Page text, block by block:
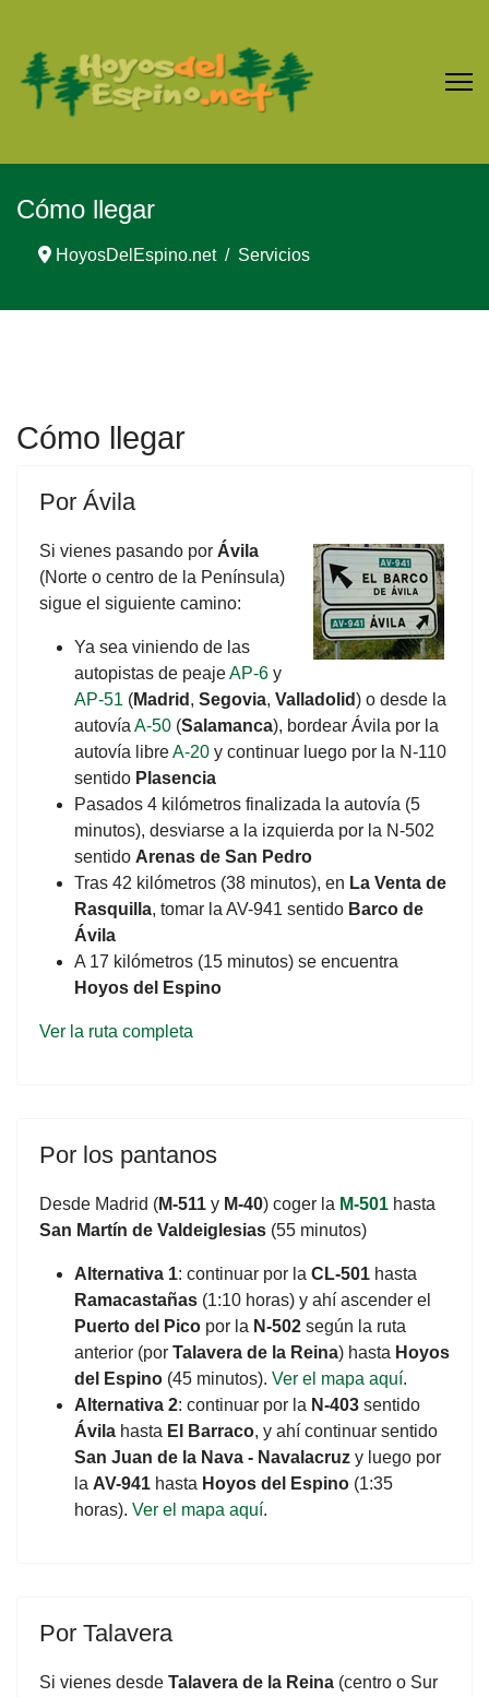
Cómo llegar
HoyosDelEspino.net Servicios
Cómo llegar
Por Ávila
Si vienes pasando por Ávila
(Norte o centro de la Península)
sigue el siguiente camino:
Ya sea viniendo de las
autopistas de peajeAP-6 y
AP-51 (Madrid , Segovia, Valladolid) o desde la
autovía A-50 (Salamanca), bordear Ávila por la
autovía libreA-20 y continuar luego por la N-110
sentido Plasencia
Pasados 4 kilómetros finalizada la autovía (5
minutos), desviarse a la izquierda por la N-502
sentido Arenas de San Pedro
Tras 42 kilómetros (38 minutos), en La Venta de
Rasquilla, tomar la AV-941 sentido Barco de
Ávila
A 17 kilómetros (15 minutos) se encuentra
Hoyos del Espino
Ver la ruta completa
Por los pantanos
Desde Madrid (M-511 y M-40) coger la M-501 hasta
San Martín de Valdeiglesias (55 minutos)
Alternativa 1: continuar por la CL-501 hasta
Ramacastañas (1:10 horas) y ahí ascender el
Puerto del Pico por la N-502 según la ruta
anterior (por Talavera de la Reina) hasta Hoyos
del Espino (45 minutos). Ver el mapa aquí.
Alternativa 2: continuar por la N-403 sentido
Ávila hasta El Barraco, y ahí continuar sentido
San Juan de la Nava - Navalacruz y luego por
la AV-941 hasta Hoyos del Espino (1:35
horas). Ver el mapa aquí.
Por Talavera
Si vienes desde Talavera de la Reina (centro o Sur